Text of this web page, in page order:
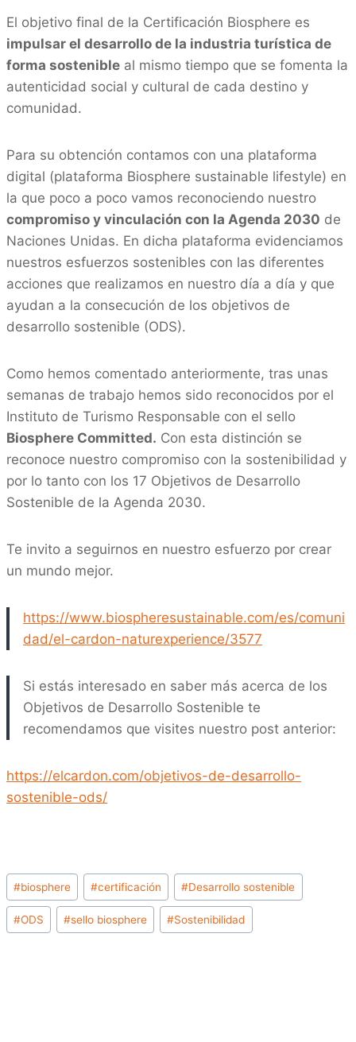
El objetivo final de la Certificación Biosphere es
impulsar el desarrollo de la industria turística de
forma sostenible al mismo tiempo que se fomenta la
autenticidad social y cultural de cada destino y
comunidad.
Para su obtención contamos con una plataforma
digital (plataforma Biosphere sustainable lifestyle) en
la que poco a poco vamos reconociendo nuestro
compromiso y vinculación con la Agenda 2030 de
Naciones Unidas. En dicha plataforma evidenciamos
nuestros esfuerzos sostenibles con las diferentes
acciones que realizamos en nuestro día a día y que
ayudan a la consecución de los objetivos de
desarrollo sostenible (ODS).
Como hemos comentado anteriormente, tras unas
semanas de trabajo hemos sido reconocidos por el
Instituto de Turismo Responsable con el sello
Biosphere Committed. Con esta distinción se
reconoce nuestro compromiso con la sostenibilidad y
por lo tanto con los 17 Objetivos de Desarrollo
Sostenible de la Agenda 2030.
Te invito a seguirnos en nuestro esfuerzo por crear
un mundo mejor.
https://www.biospheresustainable.com/es/comuni
dad/el-cardon-naturexperience/3577
Si estás interesado en saber más acerca de los
Objetivos de Desarrollo Sostenible te
recomendamos que visites nuestro post anterior:
https://elcardon.com/objetivos-de-desarrollo-
sostenible-ods/
Etiquetas
de
la
#biosphere #certificación #Desarrollo sostenible
#ODS #sello biosphere #Sostenibilidad